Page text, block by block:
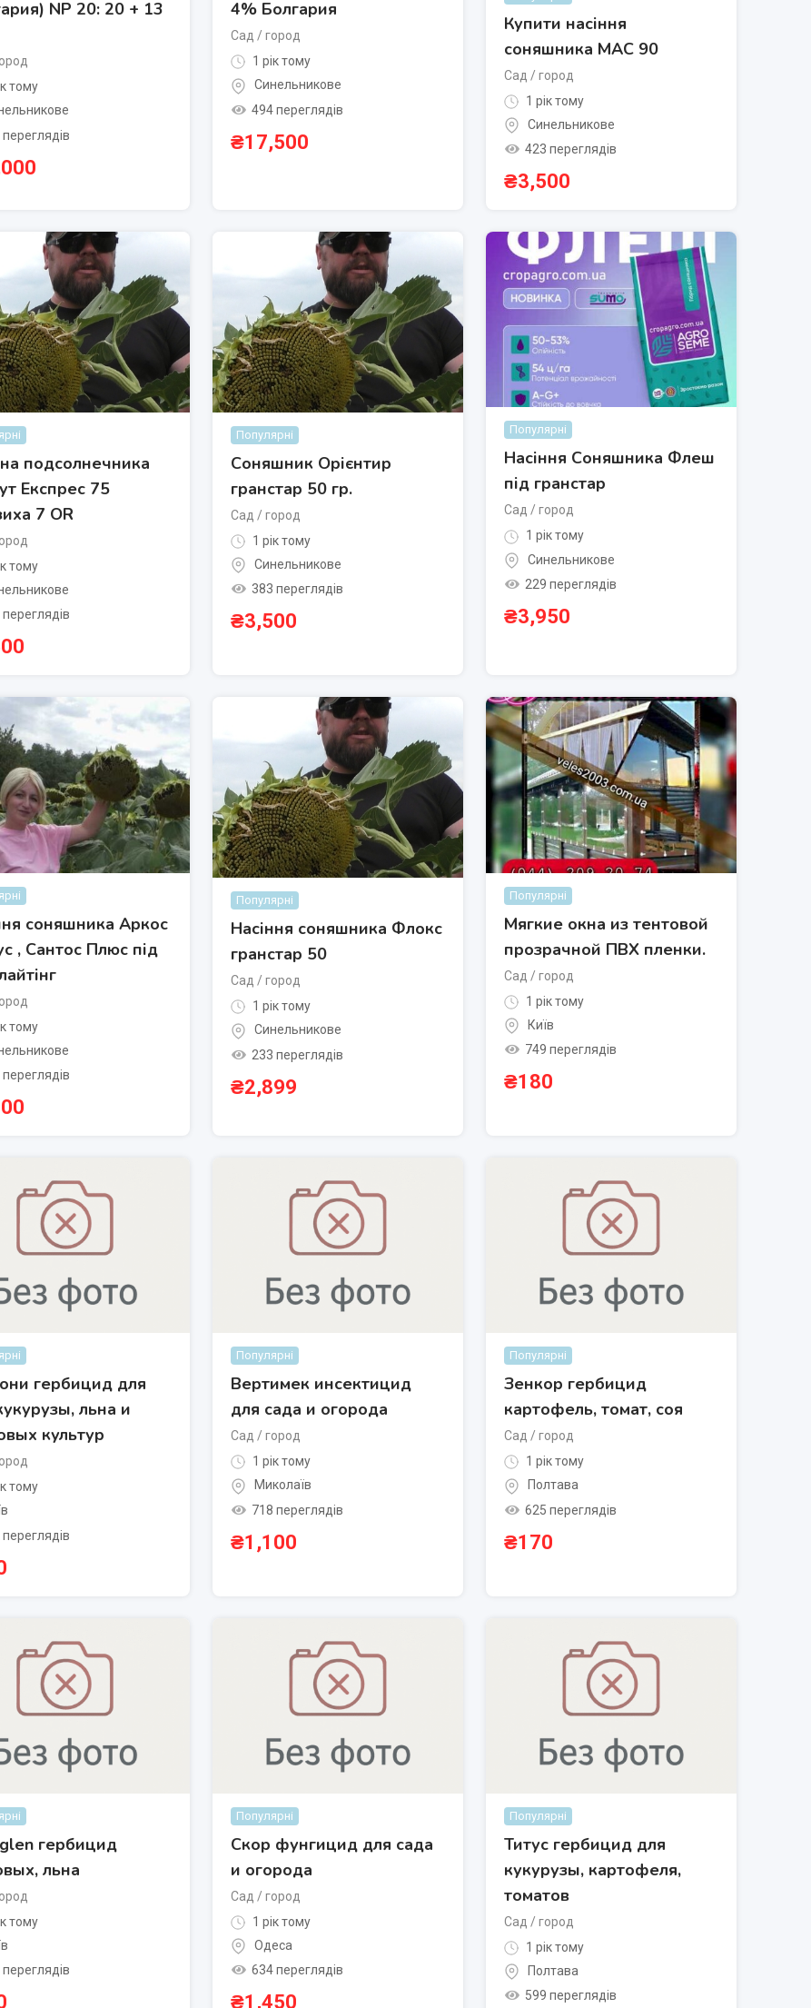
NP 20: 20 + 13
тому
4% Болгария
Сад / город
1 рік тому
Синельникове
494 переглядів
₴17,500
Купити насіння
соняшника МАС 90
Сад / город
1 рік тому
Синельникове
423 переглядів
₴3,500
подсолнечника
Експрес 75
7 OR
тому
Популярні
Соняшник Орієнтир
гранстар 50 гр.
Сад / город
1 рік тому
Синельникове
383 переглядів
₴3,500
Популярні
Насіння Соняшника Флеш
під гранстар
Сад / город
1 рік тому
Синельникове
229 переглядів
₴3,950
соняшника Аркос
, Сантос Плюс під
тому
Популярні
Насіння соняшника Флокс
гранстар 50
Сад / город
1 рік тому
Синельникове
233 переглядів
₴2,899
Популярні
Мягкие окна из тентовой
прозрачной ПВХ пленки.
Сад / город
1 рік тому
Київ
749 переглядів
₴180
гербицид для
льна и
культур
тому
Популярні
Вертимек инсектицид
для сада и огорода
Сад / город
1 рік тому
Миколаїв
718 переглядів
₴1,100
Популярні
Зенкор гербицид
картофель, томат, соя
Сад / город
1 рік тому
Полтава
625 переглядів
₴170
гербицид
льна
тому
Популярні
Скор фунгицид для сада
и огорода
Сад / город
1 рік тому
Одеса
634 переглядів
₴1,450
Популярні
Титус гербицид для
кукурузы, картофеля,
томатов
Сад / город
1 рік тому
Полтава
599 переглядів